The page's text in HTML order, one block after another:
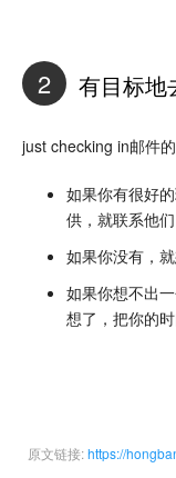
2 有目标地
just checking in邮件
如果你有很好
供，就联系他们
如果你没有，
如果你想不出
想了，把你的
原文链接:https://